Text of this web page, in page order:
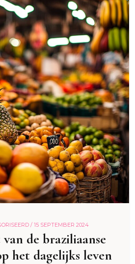
/15 SEPTEMBER 2024
de braziliaanse
het dagelijks leven